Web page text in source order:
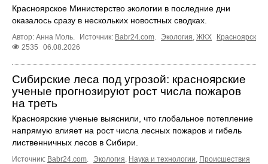
Красноярское Министерство экологии в последние дни
оказалось сразу в нескольких новостных сводках.
Автор: Анна Моль. Источник: Babr24.com Экология ЖКХ
Красноярск
2535
06.08.2026
Сибирские леса под угрозой: красноярские
ученые прогнозируют рост числа пожаров
на треть
Красноярские ученые выяснили, что глобальное потепление
напрямую влияет на рост числа лесных пожаров и гибель
лиственничных лесов в Сибири.
Источник: Babr24.com Экология Наука и технологии Происшествия